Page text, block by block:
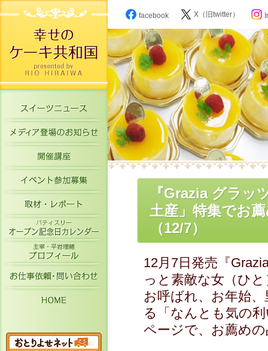
スイーツニュース
メディア登場のお知らせ
開催講座
イベント参加募集
取材・レポート
パティスリーオープン記念日カレン
お仕事依頼・お問い合わせ
facebook X（旧twitter）
『Grazia グラッ
土産」特集でお
（12/7）
12月7日発売『
っと素敵な女（ひ
お呼ばれ、お年始
る「なんとも気の
ページで、お薦め